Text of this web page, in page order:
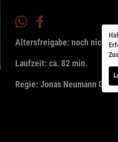
Altersfreigabe: noch nicht
Laufzeit: ca. 82 min.
Regie: Jonas Neumann